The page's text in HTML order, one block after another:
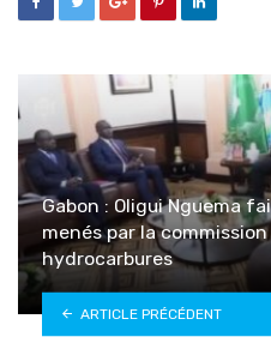
Gabon : Oligui Nguema
menés par la
hydrocarbures
ARTICLE PRÉCÉDENT